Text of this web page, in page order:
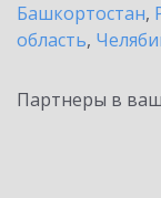
Башкортостан,
область,
Партнеры в